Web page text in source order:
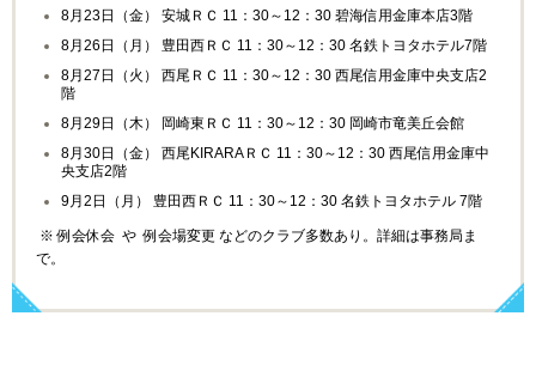
8月23日（金） 安城ＲＣ 11：30～12：30 碧海信用金庫本店3階
8月26日（月） 豊田西ＲＣ 11：30～12：30 名鉄トヨタホテル7階
8月27日（火） 西尾ＲＣ 11：30～12：30 西尾信用金庫中央支店2
階
8月29日（木） 岡崎東ＲＣ 11：30～12：30 岡崎市竜美丘会館
8月30日（金） 西尾KIRARAＲＣ 11：30～12：30 西尾信用金庫中
央支店2階
9月2日（月） 豊田西ＲＣ 11：30～12：30 名鉄トヨタホテル 7階
※ 例会休会 や 例会場変更 などのクラブ多数あり。詳細は事務局ま
で。